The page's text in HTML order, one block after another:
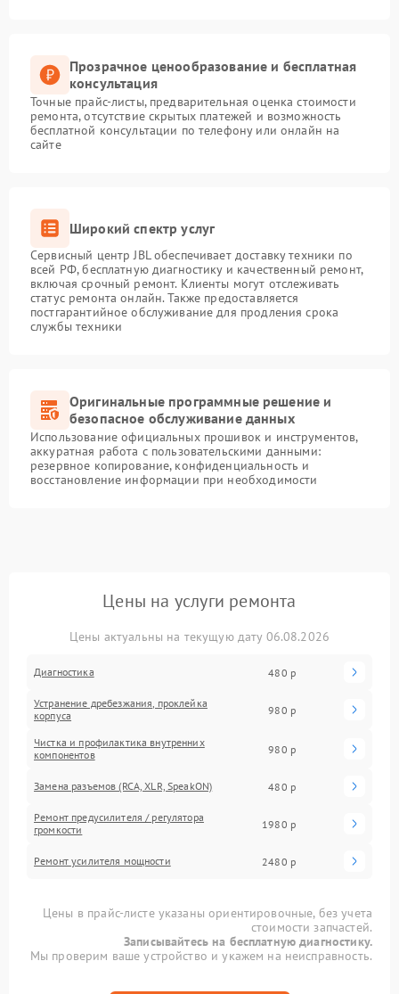
Прозрачное ценообразование и бесплатная
консультация
Точные прайс-листы, предварительная оценка стоимости
ремонта, отсутствие скрытых платежей и возможность
бесплатной консультации по телефону или онлайн на
сайте
Широкий спектр услуг
Сервисный центр JBL обеспечивает доставку техники по
всей РФ, бесплатную диагностику и качественный ремонт,
включая срочный ремонт. Клиенты могут отслеживать
статус ремонта онлайн. Также предоставляется
постгарантийное обслуживание для продления срока
службы техники
Оригинальные программные решение и
безопасное обслуживание данных
Использование официальных прошивок и инструментов,
аккуратная работа с пользовательскими данными:
резервное копирование, конфиденциальность и
восстановление информации при необходимости
Цены на услуги ремонта
Цены актуальны на текущую дату 06.08.2026
Диагностика 480 р
Устранение дребезжания, проклейка
корпуса
980 р
Чистка и профилактика внутренних
компонентов
980 р
Замена разъемов (RCA, XLR, SpeakON) 480 р
Ремонт предусилителя / регулятора
громкости
1980 р
Ремонт усилителя мощности 2480 р
Цены в прайс-листе указаны ориентировочные, без учета
стоимости запчастей.
Записывайтесь на бесплатную диагностику.
Мы проверим ваше устройство и укажем на неисправность.